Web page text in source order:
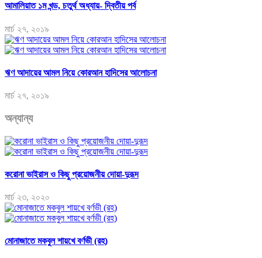
আমালিয়াত ১ম খন্ড, চতুর্থ অধ্যায়- দ্বিতীয় পর্ব
মার্চ ২৭, ২০১৯
ঋণ আদায়ের আমল নিয়ে কোরআন হাদিসের আলোচনা
মার্চ ২৭, ২০১৯
অন্যান্য
করোনা ভাইরাস ও কিছু প্রয়োজনীয় দোয়া-দুরূদ
মার্চ ২৩, ২০২০
মোনাজাতে মকবুল শায়খে বর্ণভী (রহ)